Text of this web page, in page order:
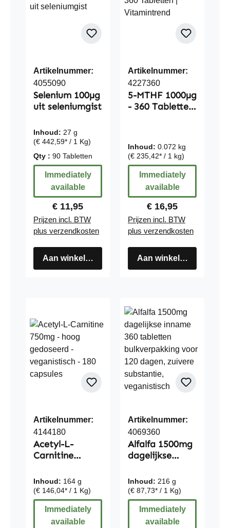
Artikelnummer:
4055090
Selenium 100µg
uit seleniumgist
Inhoud: 27 g
(€ 442,59* / 1 Kg)
Qty : 90 Tabletten
Immediately
available
Regular price:
€ 11,95
Prijzen incl. BTW
plus verzendkosten
Aan winkelwagen
Artikelnummer:
4227360
5-MTHF 1000µg
- 360 Tabletten
Inhoud: 0.072 kg
(€ 235,42* / 1 kg)
Immediately
available
Regular price:
€ 16,95
Prijzen incl. BTW
plus verzendkosten
Aan winkelwagen
Artikelnummer:
4144180
Acetyl-L-
Carnitine
gedoseerd -
veganistisch -
180 capsules
Inhoud: 164 g
(€ 146,04* / 1 Kg)
Immediately
available
Artikelnummer:
4069360
Alfalfa 1500mg
dagelijkse
tabletten
bulkverpakking
voor 120
dagen, zuivere
substantie,
Inhoud: 216 g
(€ 87,73* / 1 Kg)
Immediately
available